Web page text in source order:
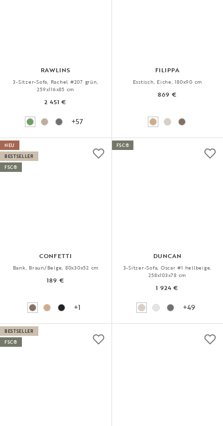
RAWLINS
3-Sitzer-Sofa, Rachel #207 grün,
259x116x85 cm
2 451 €
+57
FILIPPA
Esstisch, Eiche, 180x90 cm
869 €
CONFETTI
Bank, Braun/Beige, 80x30x52 cm
189 €
+1
NEU
BESTSELLER
FSC®
DUNCAN
3-Sitzer-Sofa, Oscar #1 hellbeige,
258x103x78 cm
1 924 €
+49
FSC®
BESTSELLER
FSC®